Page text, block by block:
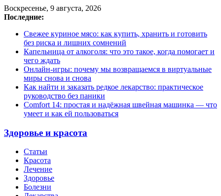
Воскресенье, 9 августа, 2026
Последние:
Свежее куриное мясо: как купить, хранить и готовить
без риска и лишних сомнений
Капельница от алкоголя: что это такое, когда помогает и
чего ждать
Онлайн-игры: почему мы возвращаемся в виртуальные
миры снова и снова
Как найти и заказать редкое лекарство: практическое
руководство без паники
Comfort 14: простая и надёжная швейная машинка — что
умеет и как ей пользоваться
Здоровье и красота
Статьи
Красота
Лечение
Здоровье
Болезни